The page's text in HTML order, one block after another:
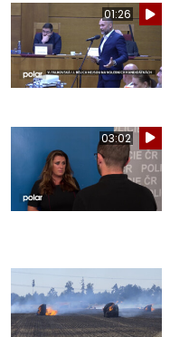
01:26
03:02